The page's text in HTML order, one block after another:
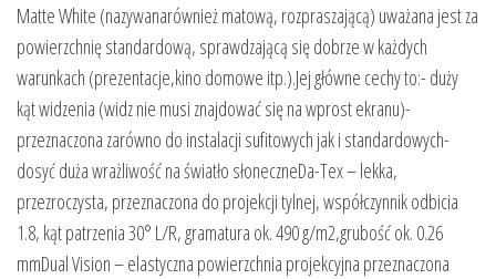
Matte White (nazywanarównież matową, rozpraszającą) uważana jest za
powierzchnię standardową, sprawdzającą się dobrze w każdych
warunkach (prezentacje,kino domowe itp.).Jej główne cechy to:- duży
kąt widzenia (widz nie musi znajdować się na wprost ekranu)-
przeznaczona zarówno do instalacji sufitowych jak i standardowych-
dosyć duża wrażliwość na światło słoneczneDa-Tex – lekka,
przezroczysta, przeznaczona do projekcji tylnej, współczynnik odbicia
1.8, kąt patrzenia 30° L/R, gramatura ok. 490 g/m2,grubość ok. 0.26
mmDual Vision – elastyczna powierzchnia projekcyjna przeznaczona